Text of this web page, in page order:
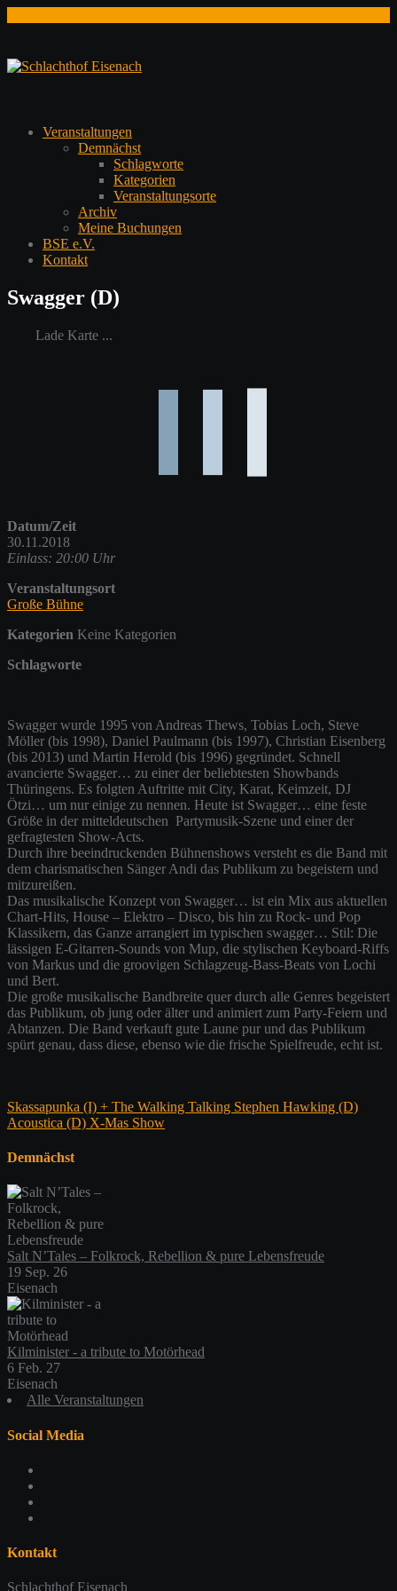
springen
Veranstaltungen
Demnächst
Schlagworte
Kategorien
Veranstaltungsorte
Archiv
Meine Buchungen
BSE e.V.
Kontakt
Swagger (D)
Lade Karte ...
Datum/Zeit
30.11.2018
Einlass: 20:00 Uhr
Veranstaltungsort
Große Bühne
Kategorien Keine Kategorien
Schlagworte
Swagger wurde 1995 von Andreas Thews, Tobias Loch, Steve
Möller (bis 1998), Daniel Paulmann (bis 1997), Christian Eisenberg
(bis 2013) und Martin Herold (bis 1996) gegründet. Schnell
avancierte Swagger… zu einer der beliebtesten Showbands
Thüringens. Es folgten Auftritte mit City, Karat, Keimzeit, DJ
Ötzi… um nur einige zu nennen. Heute ist Swagger… eine feste
Größe in der mitteldeutschen Partymusik-Szene und einer der
gefragtesten Show-Acts.
Durch ihre beeindruckenden Bühnenshows versteht es die Band mit
dem charismatischen Sänger Andi das Publikum zu begeistern und
mitzureißen.
Das musikalische Konzept von Swagger… ist ein Mix aus aktuellen
Chart-Hits, House – Elektro – Disco, bis hin zu Rock- und Pop
Klassikern, das Ganze arrangiert im typischen swagger… Stil: Die
lässigen E-Gitarren-Sounds von Mup, die stylischen Keyboard-Riffs
von Markus und die groovigen Schlagzeug-Bass-Beats von Lochi
und Bert.
Die große musikalische Bandbreite quer durch alle Genres begeistert
das Publikum, ob jung oder älter und animiert zum Party-Feiern und
Abtanzen. Die Band verkauft gute Laune pur und das Publikum
spürt genau, dass diese, ebenso wie die frische Spielfreude, echt ist.
Beitragsnavigation
Skassapunka (I) + The Walking Talking Stephen Hawking (D)
Acoustica (D) X-Mas Show
Demnächst
Salt N’Tales – Folkrock, Rebellion & pure Lebensfreude
19 Sep. 26
Eisenach
Kilminister - a tribute to Motörhead
6 Feb. 27
Eisenach
Alle Veranstaltungen
Social Media
anzeigen
Twitter
auf
anzeigen
117365479044419725925
Google+
Kontakt
Schlachthof Eisenach